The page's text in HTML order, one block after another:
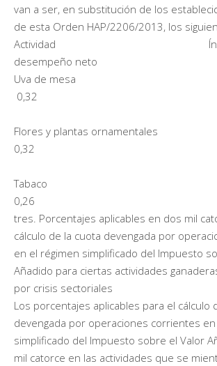
van a ser, en substitución de los
de esta Orden HAP/2206/2013, los
Actividad Índice
desempeño neto
Uva de
0,32
Flores y plantas
0,32
0,26
tres. Porcentajes aplicables en dos mil
cálculo de la cuota devengada por
en el régimen simplificado del Impuesto
Añadido para ciertas actividades
por crisis sectoriales
Los porcentajes aplicables para el cálculo
devengada por operaciones corrientes
simplificado del Impuesto sobre el Valor
mil catorce en las actividades que se